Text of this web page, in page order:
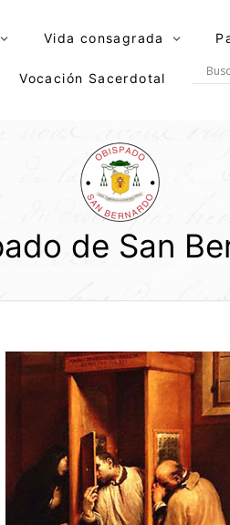
Vida consagrada
Vocación Sacerdotal
de San